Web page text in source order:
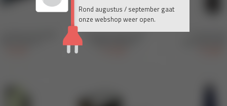
Rond augustus / september gaat
onze webshop weer open.